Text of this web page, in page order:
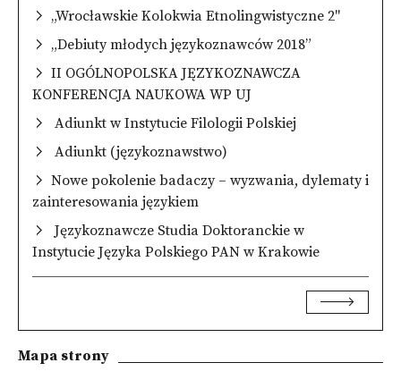
„Wrocławskie Kolokwia Etnolingwistyczne 2"
„Debiuty młodych językoznawców 2018”
II OGÓLNOPOLSKA JĘZYKOZNAWCZA
KONFERENCJA NAUKOWA WP UJ
Adiunkt w Instytucie Filologii Polskiej
Adiunkt (językoznawstwo)
Nowe pokolenie badaczy – wyzwania, dylematy i
zainteresowania językiem
Językoznawcze Studia Doktoranckie w
Instytucie Języka Polskiego PAN w Krakowie
Mapa strony